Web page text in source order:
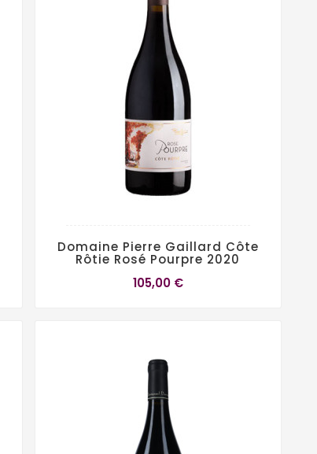
Domaine Pierre Gaillard Côte
Rôtie Rosé Pourpre 2020
105,00 €